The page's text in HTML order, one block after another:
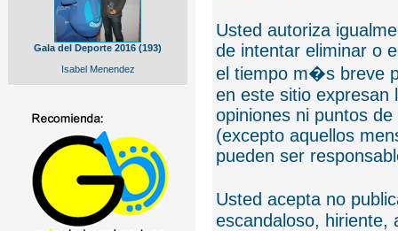
Gala del Deporte 2016 (193)
Isabel Menendez
Usted autoriza
de intentar eliminar o
el tiempo m�s breve
en este sitio expresan
opiniones ni puntos
(excepto aquellos
pueden ser
Usted acepta no
escandaloso, hiriente,